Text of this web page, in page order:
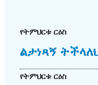
የትምህርቱ ርዕስ
ልታነጻኝ
የትምህርቱ ርዕስ